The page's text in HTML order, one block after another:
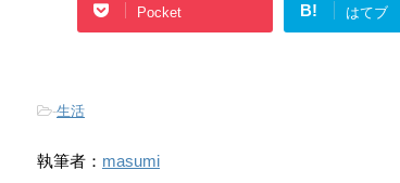
Pocket B! はてブ
-生活
執筆者： masumi